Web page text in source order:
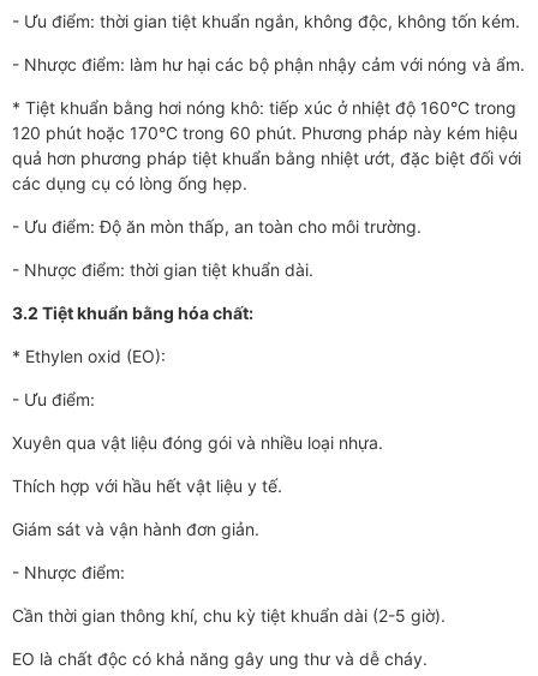
- Ưu điểm: thời gian tiệt khuẩn ngắn, không độc, không tốn kém.
- Nhược điểm: làm hư hại các bộ phận nhậy cảm với nóng và ẩm.
* Tiệt khuẩn bằng hơi nóng khô: tiếp xúc ở nhiệt độ 160°C trong
120 phút hoặc 170°C trong 60 phút. Phương pháp này kém hiệu
quả hơn phương pháp tiệt khuẩn bằng nhiệt ướt, đặc biệt đối với
các dụng cụ có lòng ống hẹp.
- Ưu điểm: Độ ăn mòn thấp, an toàn cho môi trường.
- Nhược điểm: thời gian tiệt khuẩn dài.
3.2 Tiệt khuẩn bằng hóa chất:
* Ethylen oxid (EO):
- Ưu điểm:
Xuyên qua vật liệu đóng gói và nhiều loại nhựa.
Thích hợp với hầu hết vật liệu y tế.
Giám sát và vận hành đơn giản.
- Nhược điểm:
Cần thời gian thông khí, chu kỳ tiệt khuẩn dài (2-5 giờ).
EO là chất độc có khả năng gây ung thư và dễ cháy.